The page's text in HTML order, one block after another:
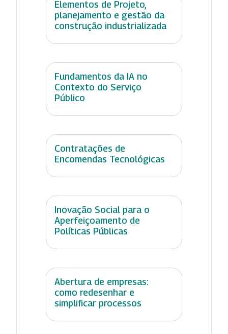
Elementos de Projeto,
planejamento e gestão da
construção industrializada
Fundamentos da IA no
Contexto do Serviço
Público
Contratações de
Encomendas Tecnológicas
Inovação Social para o
Aperfeiçoamento de
Políticas Públicas
Abertura de empresas:
como redesenhar e
simplificar processos